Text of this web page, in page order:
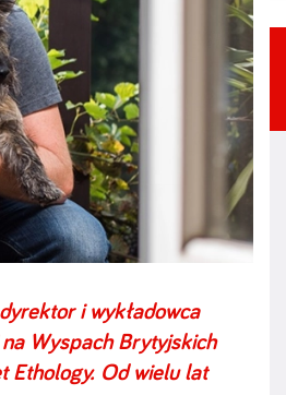
i wykładowca
Wyspach Brytyjskich
Ethology. Od wielu lat